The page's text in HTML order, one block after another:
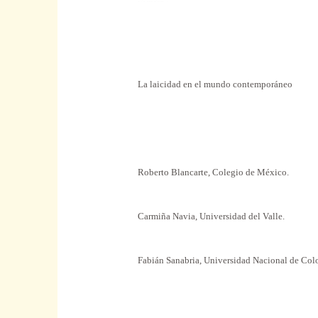
La laicidad en el mundo contemporáneo
Roberto Blancarte, Colegio de México.
Carmiña Navia, Universidad del Valle.
Fabián Sanabria, Universidad Nacional de